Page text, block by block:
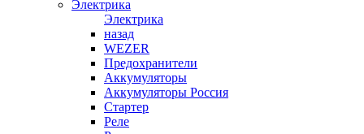
Электрика
Электрика
назад
WEZER
Предохранители
Аккумуляторы
Аккумуляторы Россия
Стартер
Реле